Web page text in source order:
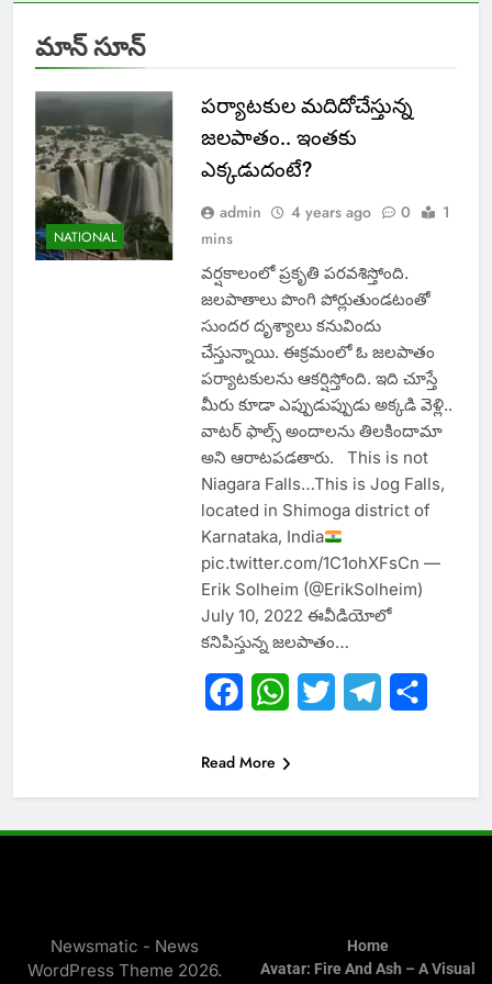
మాన్ సూన్
NATIONAL
పర్యాటకుల మదిదోచేస్తున్న
జలపాతం.. ఇంతకు
ఎక్కడుదంటే?
admin 4 years ago 0
1
mins
వర్షకాలంలో ప్రకృతి పరవశిస్తోంది.
జలపాతాలు పొంగి పోర్లుతుండటంతో
సుందర దృశ్యాలు కనువిందు
చేస్తున్నాయి. ఈక్రమంలో ఓ జలపాతం
పర్యాటకులను ఆకర్షిస్తోంది. ఇది చూస్తే
మీరు కూడా ఎప్పుడుప్పుడు అక్కడి వెళ్లి..
వాటర్ ఫాల్స్ అందాలను తిలకిందామా
అని ఆరాటపడతారు. This is not
Niagara Falls…This is Jog Falls,
located in Shimoga district of
Karnataka, India
pic.twitter.com/1C1ohXFsCn —
Erik Solheim (@ErikSolheim)
July 10, 2022 ఈవీడియోలో
కనిపిస్తున్న జలపాతం…
FacebookWhatsApp
Twitter Telegram
Read More
Newsmatic - News
WordPress Theme 2026.
Home
Avatar: Fire And Ash – A Visual